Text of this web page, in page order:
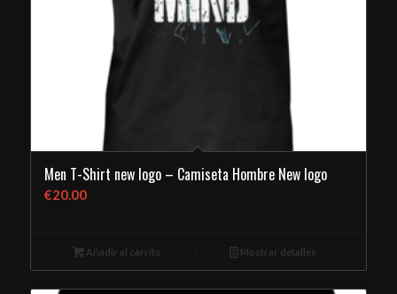
Men T-Shirt new logo – Camiseta Hombre New logo
€20.00
Añadir al carrito Mostrar detalles